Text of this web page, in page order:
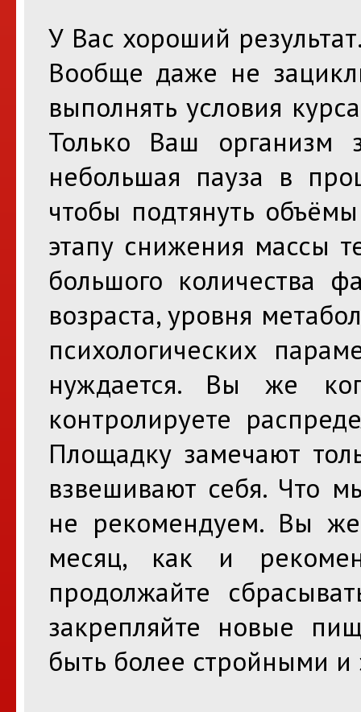
У Вас хороший
Вообще даже не
выполнять условия
Только Ваш организм
небольшая пауза в
чтобы подтянуть
этапу снижения массы
большого количества
возраста, уровня
психологических
нуждается. Вы же
контролируете
Площадку замечают
взвешивают себя. Что
не рекомендуем. Вы
месяц, как и
продолжайте
закрепляйте новые
быть более стройными